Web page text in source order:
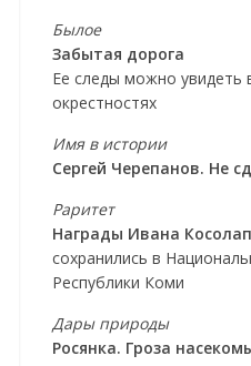
Былое
Забытая дорога
Ее следы можно увидеть
окрестностях
Имя в истории
Сергей Черепанов. Не
Раритет
Награды Ивана
сохранились в
Республики Коми
Дары природы
Росянка. Гроза